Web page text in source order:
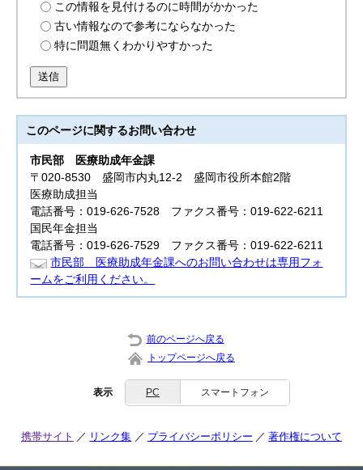
この情報を見付けるのに時間がかかった
古い情報なので参考にならなかった
特に問題無くわかりやすかった
送信
このページに関するお問い合わせ
市民部
医療助成年金課
〒020-8530 盛岡市内丸12-2 盛岡市役所本館2階
医療助成担当
電話番号：019-626-7528 ファクス番号：019-622-6211
国民年金担当
電話番号：019-626-7529 ファクス番号：019-622-6211
市民部 医療助成年金課へのお問い合わせは専用フォ
ームをご利用ください。
前のページへ戻る
トップページへ戻る
表示 PC スマートフォン
携帯サイト リンク集 プライバシーポリシー 著作権について